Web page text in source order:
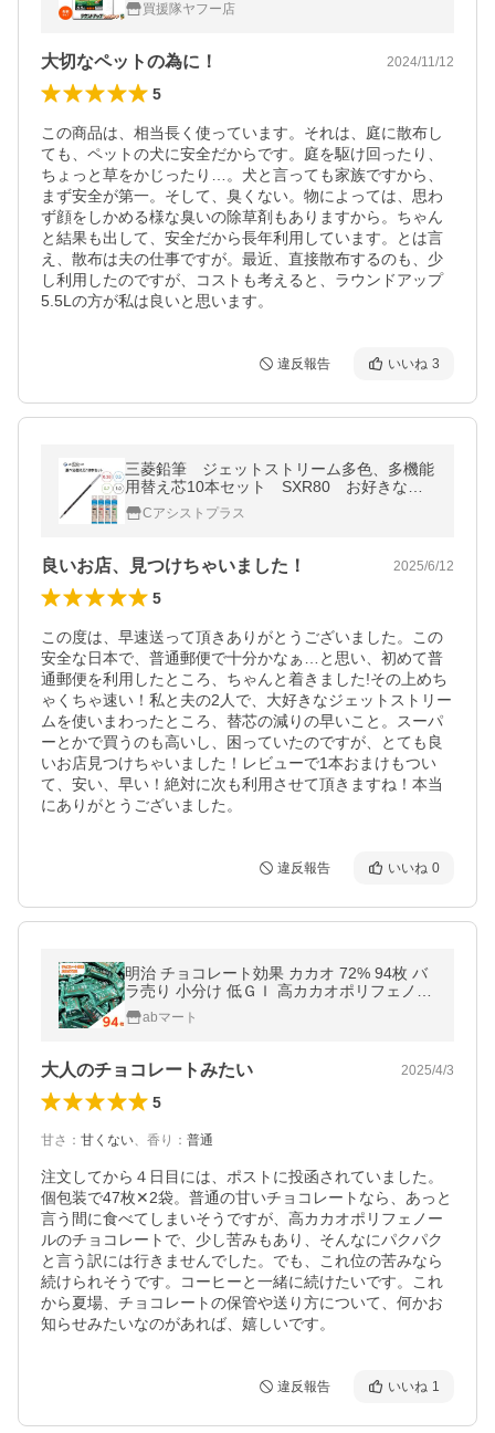
買援隊ヤフー店
大切なペットの為に！ 2024/11/12
5
この商品は、相当長く使っています。それは、庭に散布し
ても、ペットの犬に安全だからです。庭を駆け回ったり、
ちょっと草をかじったり…。犬と言っても家族ですから、
まず安全が第一。そして、臭くない。物によっては、思わ
ず顔をしかめる様な臭いの除草剤もありますから。ちゃん
と結果も出して、安全だから長年利用しています。とは言
え、散布は夫の仕事ですが。最近、直接散布するのも、少
し利用したのですが、コストも考えると、ラウンドアップ
5.5Lの方が私は良いと思います。
違反報告 いいね 3
三菱鉛筆 ジェットストリーム多色、多機能
用替え芯10本セット SXR80 お好きな
色、太さが選べます
Cアシストプラス
良いお店、見つけちゃいました！ 2025/6/12
5
この度は、早速送って頂きありがとうございました。この
安全な日本で、普通郵便で十分かなぁ…と思い、初めて普
通郵便を利用したところ、ちゃんと着きました!その上めち
ゃくちゃ速い！私と夫の2人で、大好きなジェットストリー
ムを使いまわったところ、替芯の減りの早いこと。スーパ
ーとかで買うのも高いし、困っていたのですが、とても良
いお店見つけちゃいました！レビューで1本おまけもつい
て、安い、早い！絶対に次も利用させて頂きますね！本当
にありがとうございました。
違反報告 いいね 0
明治 チョコレート効果 カカオ 72% 94枚 バ
ラ売り 小分け 低ＧＩ 高カカオポリフェノー
ル バレンタイン クリスマス
abマート
大人のチョコレートみたい 2025/4/3
5
甘さ ： 甘くない、 香り ： 普通
注文してから４日目には、ポストに投函されていました。
個包装で47枚✕2袋。普通の甘いチョコレートなら、あっと
言う間に食べてしまいそうですが、高カカオポリフェノー
ルのチョコレートで、少し苦みもあり、そんなにパクパク
と言う訳には行きませんでした。でも、これ位の苦みなら
続けられそうです。コーヒーと一緒に続けたいです。これ
から夏場、チョコレートの保管や送り方について、何かお
知らせみたいなのがあれば、嬉しいです。
違反報告 いいね 1